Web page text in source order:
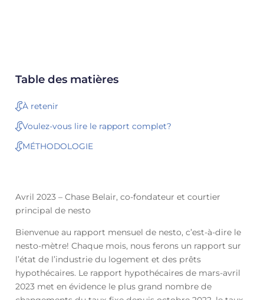
Table des matières
À retenir
Voulez-vous lire le rapport complet?
MÉTHODOLOGIE
Avril 2023 – Chase Belair, co-fondateur et courtier
principal de nesto
Bienvenue au rapport mensuel de nesto, c’est-à-dire le
nesto-mètre! Chaque mois, nous ferons un rapport sur
l’état de l’industrie du logement et des prêts
hypothécaires. Le rapport hypothécaires de mars-avril
2023 met en évidence le plus grand nombre de